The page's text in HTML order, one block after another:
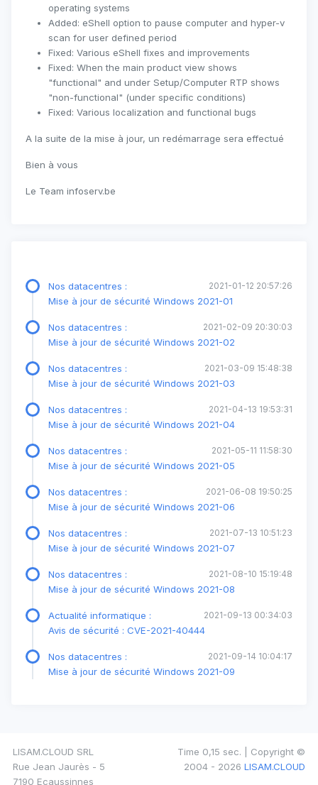
operating systems
Added: eShell option to pause computer and hyper-v
scan for user defined period
Fixed: Various eShell fixes and improvements
Fixed: When the main product view shows
"functional" and under Setup/Computer RTP shows
"non-functional" (under specific conditions)
Fixed: Various localization and functional bugs
A la suite de la mise à jour, un redémarrage sera effectué
Bien à vous
Le Team infoserv.be
2021-01-12 20:57:26
Nos datacentres :
Mise à jour de sécurité Windows 2021-01
2021-02-09 20:30:03
Nos datacentres :
Mise à jour de sécurité Windows 2021-02
2021-03-09 15:48:38
Nos datacentres :
Mise à jour de sécurité Windows 2021-03
2021-04-13 19:53:31
Nos datacentres :
Mise à jour de sécurité Windows 2021-04
2021-05-11 11:58:30
Nos datacentres :
Mise à jour de sécurité Windows 2021-05
2021-06-08 19:50:25
Nos datacentres :
Mise à jour de sécurité Windows 2021-06
2021-07-13 10:51:23
Nos datacentres :
Mise à jour de sécurité Windows 2021-07
2021-08-10 15:19:48
Nos datacentres :
Mise à jour de sécurité Windows 2021-08
2021-09-13 00:34:03
Actualité informatique :
Avis de sécurité : CVE-2021-40444
2021-09-14 10:04:17
Nos datacentres :
Mise à jour de sécurité Windows 2021-09
LISAM.CLOUD SRL
Rue Jean Jaurès - 5
7190 Ecaussinnes
Time 0,15 sec. | Copyright ©
2004 - 2026 LISAM.CLOUD